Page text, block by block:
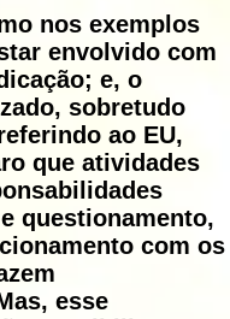
nos exemplos
envolvido com
e, o
sobretudo
ao EU,
que atividades
questionamento,
com os
esse